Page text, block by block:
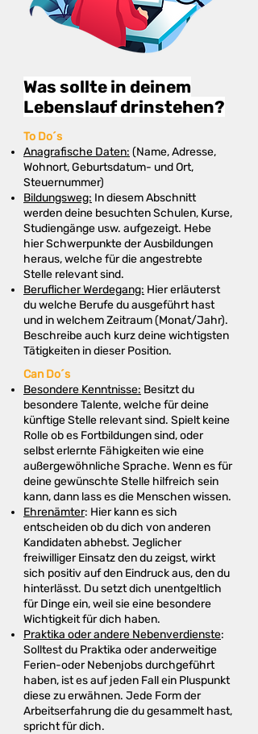
Was sollte in deinem
Lebenslauf drinstehen?
To Do´s
Anagrafische Daten: (Name, Adresse,
Wohnort, Geburtsdatum- und Ort,
Steuernummer)
Bildungsweg: In diesem Abschnitt
werden deine besuchten Schulen, Kurse,
Studiengänge usw. aufgezeigt. Hebe
hier Schwerpunkte der Ausbildungen
heraus, welche für die angestrebte
Stelle relevant sind.
Beruflicher Werdegang: Hier erläuterst
du welche Berufe du ausgeführt hast
und in welchem Zeitraum (Monat/Jahr).
Beschreibe auch kurz deine wichtigsten
Tätigkeiten in dieser Position.
Can Do´s
Besondere Kenntnisse: Besitzt du
besondere Talente, welche für deine
künftige Stelle relevant sind. Spielt keine
Rolle ob es Fortbildungen sind, oder
selbst erlernte Fähigkeiten wie eine
außergewöhnliche Sprache. Wenn es für
deine gewünschte Stelle hilfreich sein
kann, dann lass es die Menschen wissen.
Ehrenämter: Hier kann es sich
entscheiden ob du dich von anderen
Kandidaten abhebst. Jeglicher
freiwilliger Einsatz den du zeigst, wirkt
sich positiv auf den Eindruck aus, den du
hinterlässt. Du setzt dich unentgeltlich
für Dinge ein, weil sie eine besondere
Wichtigkeit für dich haben.
Praktika oder andere Nebenverdienste:
Solltest du Praktika oder anderweitige
Ferien-oder Nebenjobs durchgeführt
haben, ist es auf jeden Fall ein Pluspunkt
diese zu erwähnen. Jede Form der
Arbeitserfahrung die du gesammelt hast,
spricht für dich.